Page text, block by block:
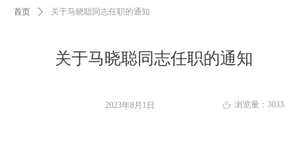
关于马晓聪同志任职的通知
首页 ꄲ 关于马晓聪同志任职的通知
2023年8月1日 ꄘ 浏览量： 3033